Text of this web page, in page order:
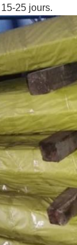
25 jours.